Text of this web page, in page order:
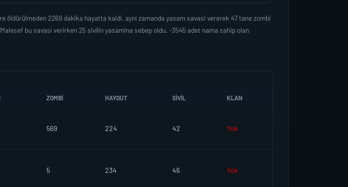
2269 dakika hayatta kaldi, ayni zamanda yasam savasi vererek 47 tane zombi
bu savasi verirken 25 sivilin yasamina sebep oldu. -3545 adet nama sahip olan
ZOMBI HAYDUT SIVIL KLAN
569 224 42 Yok
5 234 46 Yok